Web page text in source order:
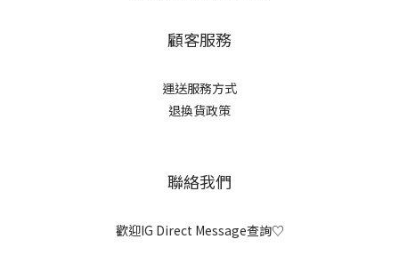
顧客服務
運送服務方式
退換貨政策
聯絡我們
歡迎IG Direct Message查詢♡